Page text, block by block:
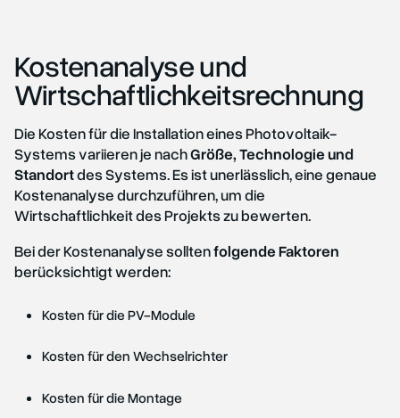
Kostenanalyse und
Wirtschaftlichkeitsrechnung
Die Kosten für die Installation eines Photovoltaik-
Systems variieren je nachGröße, Technologie und
Standortdes Systems. Es ist unerlässlich, eine genaue
Kostenanalyse durchzuführen, um die
Wirtschaftlichkeit des Projekts zu bewerten.
Bei der Kostenanalyse solltenfolgende Faktoren
berücksichtigt werden:
Kosten für die PV-Module
Kosten für den Wechselrichter
Kosten für die Montage